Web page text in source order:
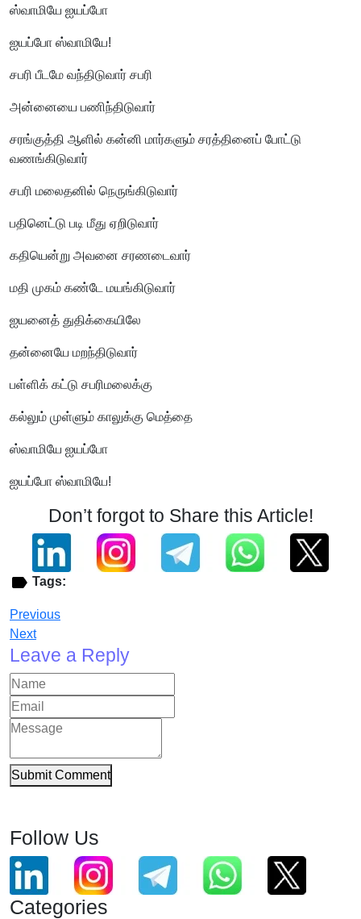
ஸ்வாமியே ஐயப்போ
ஐயப்போ ஸ்வாமியே!
சபரி பீடமே வந்திடுவார் சபரி
அன்னையை பணிந்திடுவார்
சரங்குத்தி ஆளில் கன்னி மார்களும் சரத்தினைப் போட்டு
வணங்கிடுவார்
சபரி மலைதனில் நெருங்கிடுவார்
பதினெட்டு படி மீது ஏறிடுவார்
கதியென்று அவனை சரணடைவார்
மதி முகம் கண்டே மயங்கிடுவார்
ஐயனைத் துதிக்கையிலே
தன்னையே மறந்திடுவார்
பள்ளிக் கட்டு சபரிமலைக்கு
கல்லும் முள்ளும் காலுக்கு மெத்தை
ஸ்வாமியே ஐயப்போ
ஐயப்போ ஸ்வாமியே!
Don’t forgot to Share this Article!
Tags:
Previous
Next
Leave a Reply
Submit Comment
Follow Us
Categories